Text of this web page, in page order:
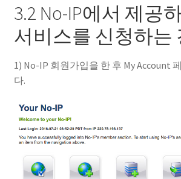
3.2 No-IP에서 제공
서비스를 신청하는
1) No-IP 회원가입을 한 후 My Account
다.